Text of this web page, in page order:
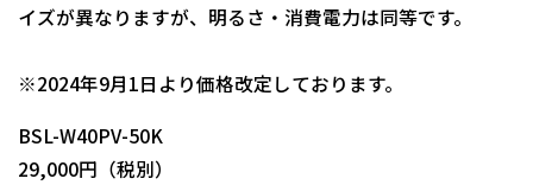
イズが異なりますが、明るさ・消費電力は同等です。
※2024年9月1日より価格改定しております。
BSL-W40PV-50K
29,000円（税別）